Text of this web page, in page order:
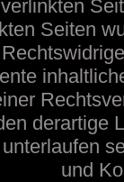
Seiten
derartige
und